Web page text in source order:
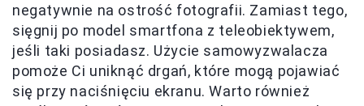
negatywnie na ostrość fotografii. Zamiast tego,
sięgnij po model smartfona z teleobiektywem,
jeśli taki posiadasz. Użycie samowyzwalacza
pomoże Ci uniknąć drgań, które mogą pojawiać
się przy naciśnięciu ekranu. Warto również